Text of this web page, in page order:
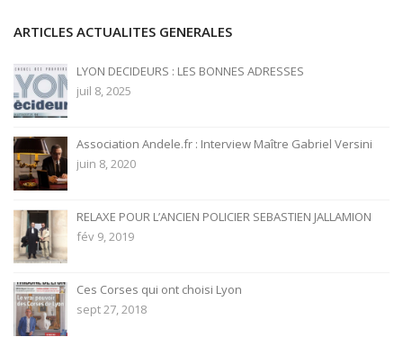
ARTICLES ACTUALITES GENERALES
LYON DECIDEURS : LES BONNES ADRESSES
juil 8, 2025
Association Andele.fr : Interview Maître Gabriel Versini
juin 8, 2020
RELAXE POUR L’ANCIEN POLICIER SEBASTIEN JALLAMION
fév 9, 2019
Ces Corses qui ont choisi Lyon
sept 27, 2018